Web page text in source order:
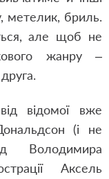
метелик, бриль.
але щоб не
жанру –
відомої вже
(і не
Володимира
Аксель